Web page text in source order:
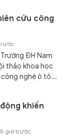
cứu công
ĐH Nam
thảo khoa học
nghệ ô tô...
khiến
8 giờ trước